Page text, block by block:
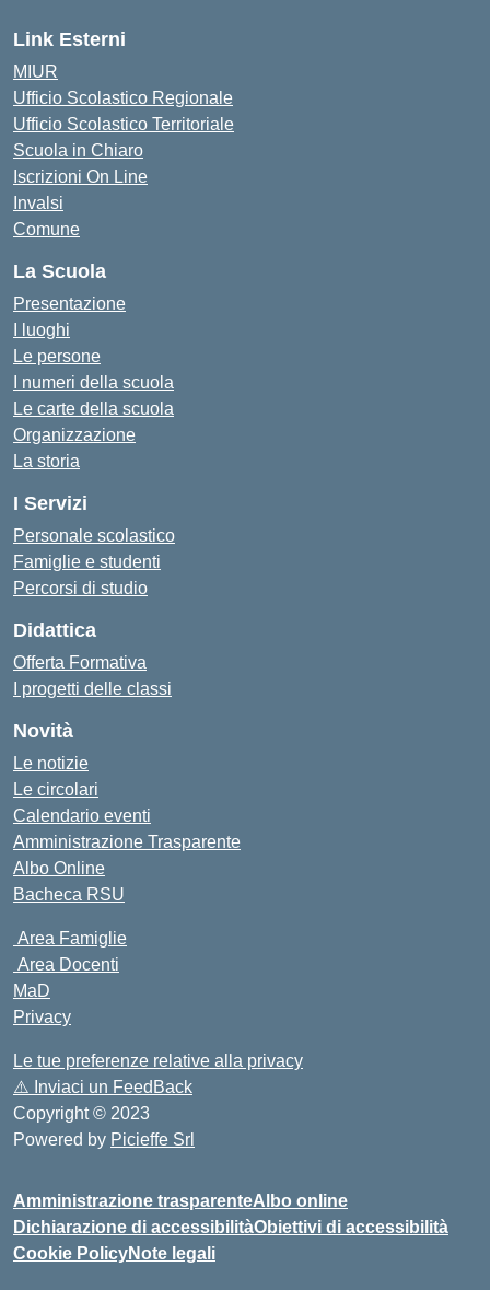
Link Esterni
MIUR
Ufficio Scolastico Regionale
Ufficio Scolastico Territoriale
Scuola in Chiaro
Iscrizioni On Line
Invalsi
Comune
La Scuola
Presentazione
I luoghi
Le persone
I numeri della scuola
Le carte della scuola
Organizzazione
La storia
I Servizi
Personale scolastico
Famiglie e studenti
Percorsi di studio
Didattica
Offerta Formativa
I progetti delle classi
Novità
Le notizie
Le circolari
Calendario eventi
Amministrazione Trasparente
Albo Online
Bacheca RSU
Area Famiglie
Area Docenti
MaD
Privacy
Le tue preferenze relative alla privacy
⚠️ Inviaci un FeedBack
Copyright © 2023
Powered by Picieffe Srl
Amministrazione trasparenteAlbo online
Dichiarazione di accessibilitàObiettivi di accessibilità
Cookie PolicyNote legali